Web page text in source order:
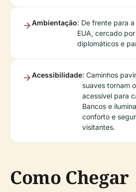
Ambientação: De frente para
EUA, cercado
diplomáticos e
Acessibilidade: Caminhos
suaves tornam
acessível para
Bancos e
conforto e
visitantes.
Como Chegar